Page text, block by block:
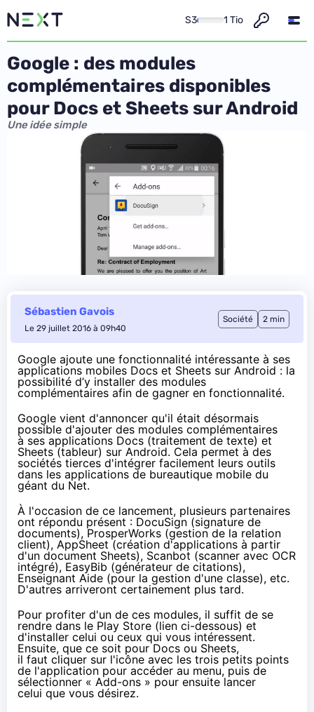
S3 1 Tio
Google : des modules
complémentaires disponibles
pour Docs et Sheets sur Android
Une idée simple
Sébastien Gavois
Le 29 juillet 2016 à 09h40
Société 2 min
Google ajoute une fonctionnalité intéressante à ses
applications mobiles Docs et Sheets sur Android : la
possibilité d’y installer des modules
complémentaires afin de gagner en fonctionnalité.
Google vient d'annoncer qu'il était désormais
possible d'ajouter des modules complémentaires
à ses applications Docs (traitement de texte) et
Sheets (tableur) sur Android. Cela permet à des
sociétés tierces d'intégrer facilement leurs outils
dans les applications de bureautique mobile du
géant du Net.
À l'occasion de ce lancement, plusieurs partenaires
ont répondu présent : DocuSign (signature de
documents), ProsperWorks (gestion de la relation
client), AppSheet (création d'applications à partir
d'un document Sheets), Scanbot (scanner avec OCR
intégré), EasyBib (générateur de citations),
Enseignant Aide (pour la gestion d'une classe), etc.
D'autres arriveront certainement plus tard.
Pour profiter d'un de ces modules, il suffit de se
rendre dans le Play Store (lien ci-dessous) et
d'installer celui ou ceux qui vous intéressent.
Ensuite, que ce soit pour Docs ou Sheets,
il faut cliquer sur l'icône avec les trois petits points
de l'application pour accéder au menu, puis de
sélectionner « Add-ons » pour ensuite lancer
celui que vous désirez.